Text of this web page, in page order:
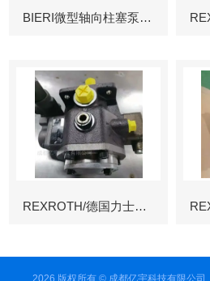
BIERI微型轴向柱塞泵AKP
REXROTH/德国力士乐叶片泵